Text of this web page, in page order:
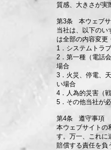
質感、大きさが実
第3条 本ウェブサ
当社は、以下のい
は全部の内容変更
1．システムトラ
2．第一種（電話
場合
3．火災、停電、
い場合
4．人為的災害（
5．その他当社が
第4条 遵守事項
本ウェブサイトの
す。万一、これに
賠償する責任を負